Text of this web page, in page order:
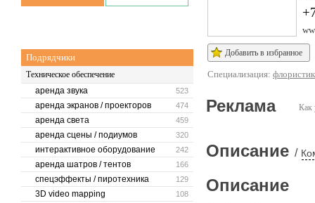
Подрядчики
Техническое обеспечение
523
аренда звука
474
аренда экранов / проекторов
459
аренда света
320
аренда сцены / подиумов
242
интерактивное оборудование
166
аренда шатров / тентов
129
спецэффекты / пиротехника
108
3D video mapping
Добавить в избранное
Специализация:
Как
Реклама
Описание /
Описание